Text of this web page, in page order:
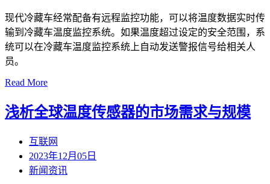
现代冷藏车经常配备有远程监控功能，可以将温度数据实时传
输到冷藏车温度监控系统。如果温度超过设定的安全范围，系
统可以在冷藏车温度监控系统上自动发送警报信号给相关人
员。
Read More
浅析全球温度传感器的市场需求与规模
互联网
2023年12月05日
新闻资讯